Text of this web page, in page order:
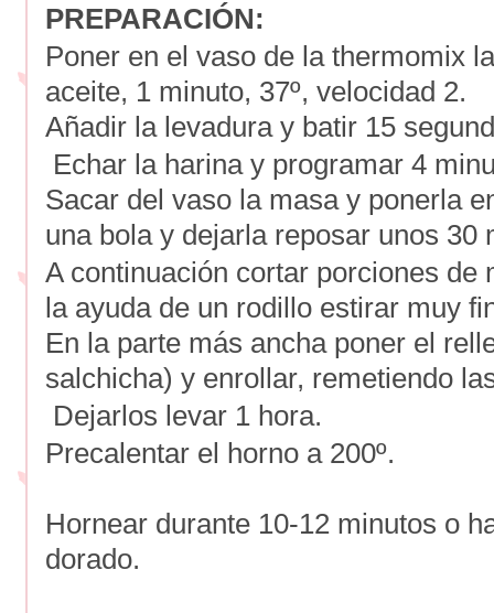
PREPARACIÓN:
Poner en el vaso de la thermomix
aceite, 1 minuto, 37º, velocidad 2.
Añadir la levadura y batir 15
Echar la harina y programar 4
Sacar del vaso la masa y ponerla
una bola y dejarla reposar unos 30
A continuación cortar porciones de
la ayuda de un rodillo estirar muy
En la parte más ancha poner el
salchicha) y enrollar, remetiendo
Dejarlos levar 1 hora.
Precalentar el horno a 200º.
Hornear durante 10-12 minutos o
dorado.